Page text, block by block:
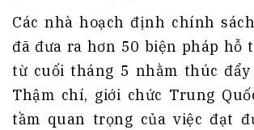
Các nhà hoạch định chính
đã đưa ra hơn 50 biện pháp hỗ
từ cuối tháng 5 nhằm thúc
Thậm chí, giới chức Trung
tầm quan trọng của việc đạt